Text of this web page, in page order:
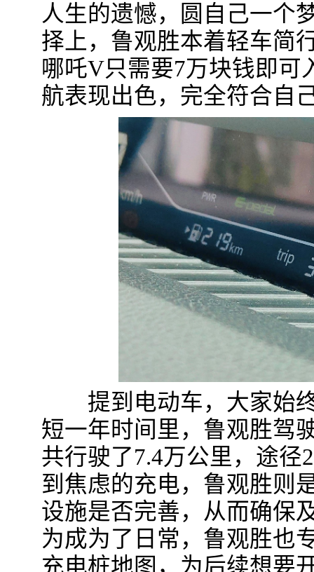
人生的遗憾，圆自己一
择上，鲁观胜本着轻车简
哪吒V只需要7万块钱即可
航表现出色，完全符合自
提到电动车，大家始终
短一年时间里，鲁观胜驾
共行驶了7.4万公里，途径
到焦虑的充电，鲁观胜则
设施是否完善，从而确保
为成为了日常，鲁观胜也
充电桩地图，为后续想要